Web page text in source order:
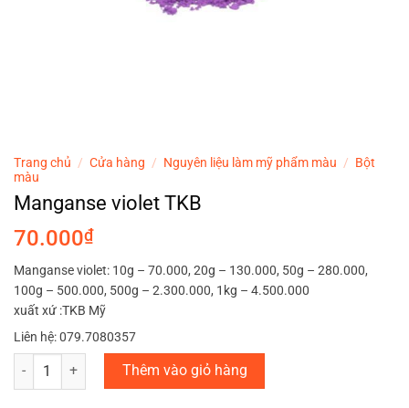
Trang chủ / Cửa hàng / Nguyên liệu làm mỹ phẩm màu / Bột
màu
Manganse violet TKB
70.000₫
Manganse violet: 10g – 70.000, 20g – 130.000, 50g – 280.000,
100g – 500.000, 500g – 2.300.000, 1kg – 4.500.000
xuất xứ :TKB Mỹ
Liên hệ: 079.7080357
Manganse violet TKB số lượngThêm vào giỏ hàng